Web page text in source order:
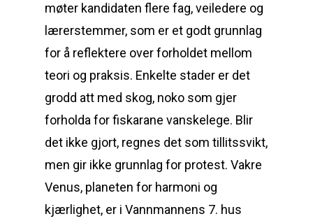
møter kandidaten flere fag, veiledere og
lærerstemmer, som er et godt grunnlag
for å reflektere over forholdet mellom
teori og praksis. Enkelte stader er det
grodd att med skog, noko som gjer
forholda for fiskarane vanskelege. Blir
det ikke gjort, regnes det som tillitssvikt,
men gir ikke grunnlag for protest. Vakre
Venus, planeten for harmoni og
kjærlighet, er i Vannmannens 7. hus